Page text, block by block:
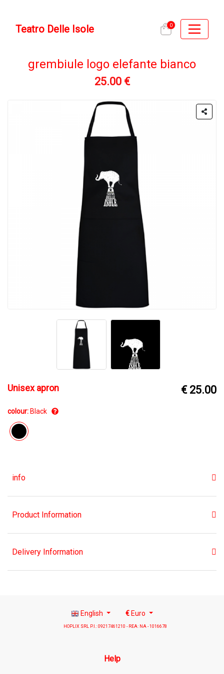
Teatro Delle Isole 0
grembiule logo elefante bianco
25.00 €
Unisex apron € 25.00
colour: Black
info
Product Information
Delivery Information
English € Euro
HOPLIX SRL P.I.: 09217461210 - REA: NA - 1016678
Help